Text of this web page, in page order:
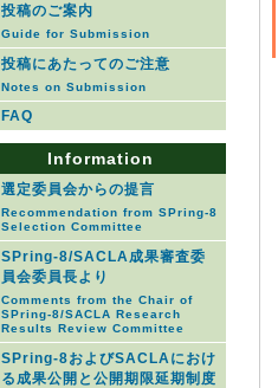
投稿のご案内
Guide for Submission
投稿にあたってのご注意
Notes on Submission
FAQ
Information
選定委員会からの提言
Recommendation from SPring-8
Selection Committee
SPring-8/SACLA成果審査委
員会委員長より
Comments from the Chair of
SPring-8/SACLA Research
Results Review Committee
SPring-8およびSACLAにおけ
る成果公開と公開期限延期制度